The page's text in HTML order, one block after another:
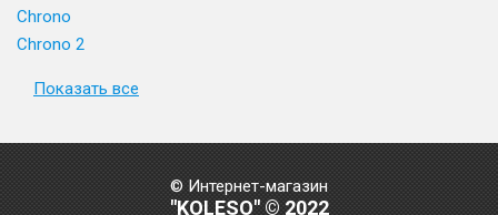
Chrono
Chrono 2
Показать все
© Интернет-магазин
"KOLESO" © 2022